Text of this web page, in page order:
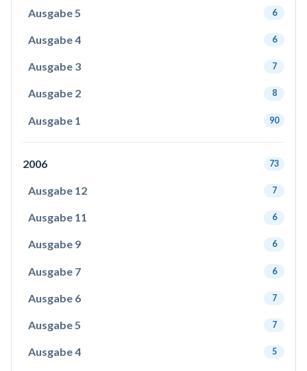
Ausgabe 5 6
Ausgabe 4 6
Ausgabe 3 7
Ausgabe 2 8
Ausgabe 1 90
2006 73
Ausgabe 12 7
Ausgabe 11 6
Ausgabe 9 6
Ausgabe 7 6
Ausgabe 6 7
Ausgabe 5 7
Ausgabe 4 5